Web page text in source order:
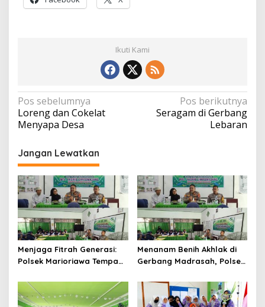
Ikuti Kami
Navigasi
pos
Pos sebelumnya
Loreng dan Cokelat
Menyapa Desa
Pos berikutnya
Seragam di Gerbang
Lebaran
Jangan Lewatkan
Menjaga Fitrah Generasi:
Polsek Marioriawa Tempa
Menanam Benih Akhlak di
Gerbang Madrasah, Polsek
Langkah Generasi
Berkarakter